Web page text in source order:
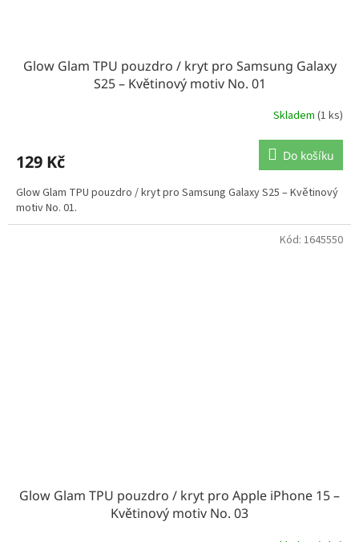
Glow Glam TPU pouzdro / kryt pro Samsung Galaxy
S25 – Květinový motiv No. 01
Skladem (1 ks)
129 Kč Do košíku
Glow Glam TPU pouzdro / kryt pro Samsung Galaxy S25 – Květinový
motiv No. 01.
Glow Glam TPU pouzdro / kryt pro Apple iPhone 15 –
Květinový motiv No. 03
Kód: 1645550